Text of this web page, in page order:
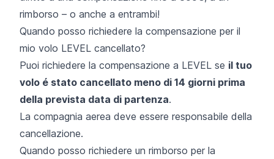
rimborso – o anche a entrambi!
Quando posso richiedere la compensazione per il
mio volo LEVEL cancellato?
Puoi richiedere la compensazione a LEVEL se il tuo
volo é stato cancellato meno di 14 giorni prima
della prevista data di partenza.
La compagnia aerea deve essere responsabile della
cancellazione.
Quando posso richiedere un rimborso per la